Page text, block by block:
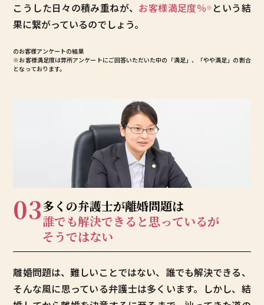
こうした日々の積み重ねが、 お客様満足度％※ という結
果に繋がっているのでしょう。
のお客様アンケートの結果
※お客様満足度は弊所アンケートにご回答いただいた中の「満足」、「やや満足」の割合
となっております。
03多くの弁護士が離婚問題は
誰でも解決できると思っているが
そうではない
離婚問題は、難しいことではない、誰でも解決できる、
そんな風に思っている弁護士は多くいます。しかし、結